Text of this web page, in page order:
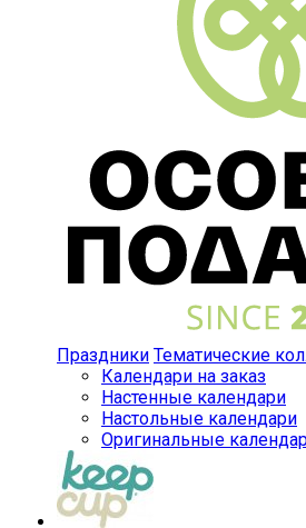
Праздники Тематические
Календари на заказ
Настенные календари
Настольные календари
Оригинальные